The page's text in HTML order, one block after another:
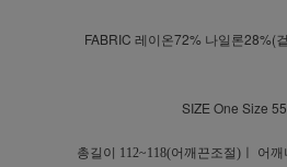
FABRIC 레이온72% 나일론28%(
SIZE One Size
총길이 112~118(어깨끈조절)ㅣ 어